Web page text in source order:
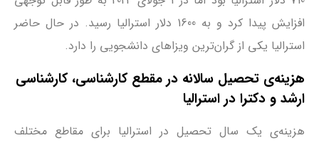
افزایش پیدا کرد و به 1600 دلار استرالیا رسید. در حال حاضر
استرالیا یکی از گران‌ترین ویزاهای دانشجویی را دارد.
هزینه‌ی تحصیل سالانه در مقطع کارشناسی، کارشناسی
ارشد و دکترا در استرالیا
هزینه‌ی یک سال تحصیل در استرالیا برای مقاطع مختلف